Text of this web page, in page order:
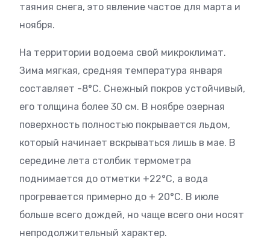
таяния снега, это явление частое для марта и
ноября.
На территории водоема свой микроклимат.
Зима мягкая, средняя температура января
составляет -8°С. Снежный покров устойчивый,
его толщина более 30 см. В ноябре озерная
поверхность полностью покрывается льдом,
который начинает вскрываться лишь в мае. В
середине лета столбик термометра
поднимается до отметки +22°С, а вода
прогревается примерно до + 20°С. В июле
больше всего дождей, но чаще всего они носят
непродолжительный характер.